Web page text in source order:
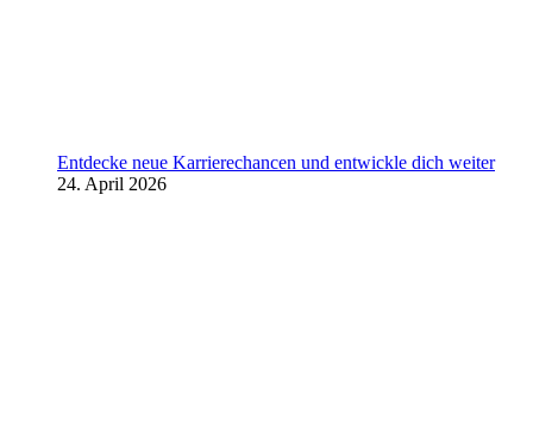
Entdecke neue Karrierechancen und entwickle dich weiter
24. April 2026